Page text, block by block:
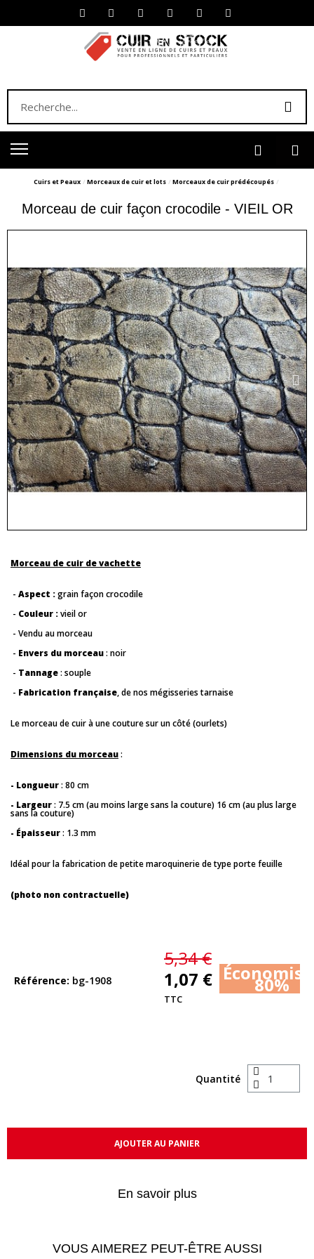
Cuirs et Peaux Morceaux de cuir et lots Morceaux de cuir prédécoupés
Morceau de cuir façon crocodile - VIEIL OR
Morceau de cuir de vachette
- Aspect :grain façon crocodile
- Couleur :vieil or
- Vendu au morceau
- Envers du morceau: noir
- Tannage: souple
- Fabrication française, de nos mégisseries tarnaise
Le morceau de cuir à une couture sur un côté (ourlets)
Dimensions du morceau:
- Longueur: 80 cm
- Largeur: 7.5 cm (au moins large sans la couture) 16 cm (au plus large
sans la couture)
- Épaisseur: 1.3 mm
Idéal pour la fabrication de petite maroquinerie de type porte feuille
(photo non contractuelle)
Référence bg-1908
5,34 €
1,07 €
80%
TTC
Quantité
AJOUTER AU PANIER
En savoir plus
VOUS AIMEREZ PEUT-ÊTRE AUSSI